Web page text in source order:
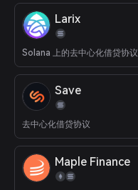
العربية
Español
Português (Brasil)
Español (Argentina)
Larix
Solana 上的去中心化借贷协议
Save
去中心化借贷协议
Maple Finance